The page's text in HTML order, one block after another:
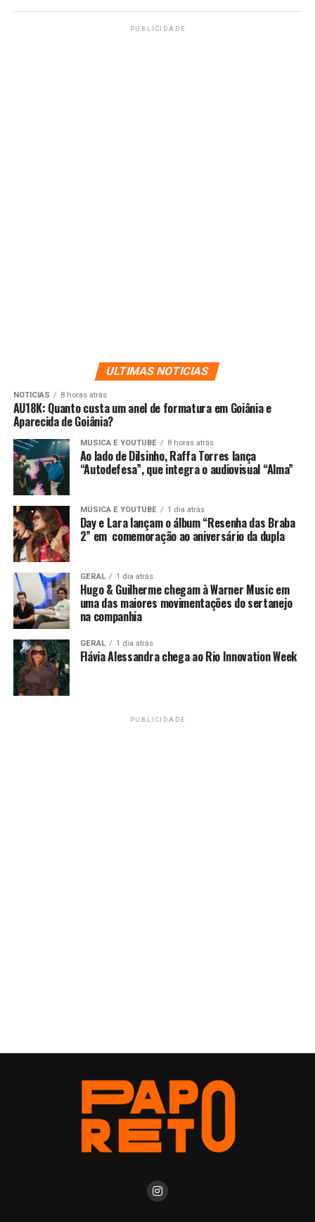
PUBLICIDADE
ULTIMAS NOTICIAS
NOTICIAS 8 horas atrás
AU18K: Quanto custa um anel de formatura em Goiânia e
Aparecida de Goiânia?
MUSICA E YOUTUBE 8 horas atrás
Ao lado de Dilsinho, Raffa Torres lança
“Autodefesa”, que integra o audiovisual “Alma”
MUSICA E YOUTUBE 1 dia atrás
Day e Lara lançam o álbum “Resenha das Braba
2” em comemoração ao aniversário da dupla
GERAL 1 dia atrás
Hugo & Guilherme chegam à Warner Music em
uma das maiores movimentações do sertanejo
na companhia
GERAL 1 dia atrás
Flávia Alessandra chega ao Rio Innovation Week
PUBLICIDADE